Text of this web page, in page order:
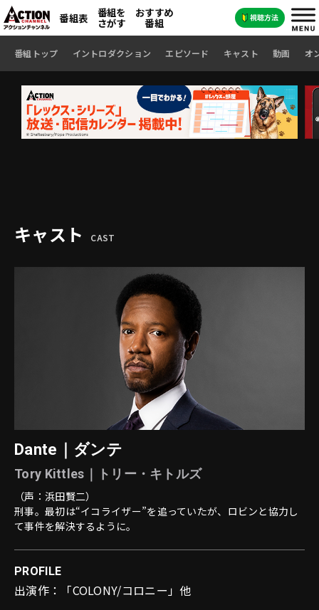
番組表 番組を
さがす
おすすめ
番組
番組トップ イントロダクション エピソード キャスト 動画 オ
キャスト CAST
Dante｜ ダンテ
Tory Kittles｜トリー・キトルズ
（声：浜田賢二）
刑事。最初は“イコライザー”を追っていたが、ロビンと協力し
て事件を解決するように。
PROFILE
出演作：「COLONY/コロニー」他